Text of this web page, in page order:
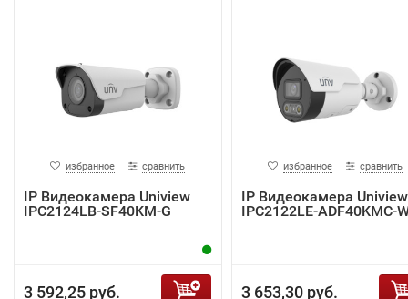
избранное сравнить
IP Видеокамера Uniview
IPC2124LB-SF40KM-G
3 592,25 руб.
избранное сравнить
IP Видеокамера Uniview
IPC2122LE-ADF40KMC-
3 653,30 руб.